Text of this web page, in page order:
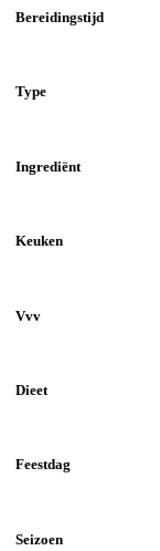
Bereidingstijd
Type
Ingrediënt
Keuken
Vvv
Dieet
Feestdag
Seizoen